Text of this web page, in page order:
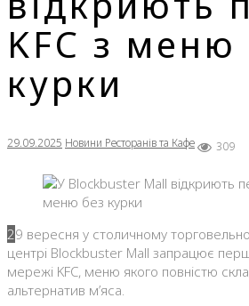
KFC з меню
курки
29.09.2025 Новини Ресторанів та Кафе 309
29 вересня у столичному торговельно-розважальному
центрі Blockbuster Mall запрацює
мережі KFC, меню якого повністю
альтернатив м’яса.